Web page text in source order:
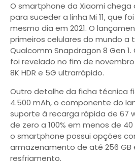
O smartphone da Xiaomi chega
para suceder a linha Mi 11, que
mesmo dia em 2021. O
primeiros celulares do mundo a
Qualcomm Snapdragon 8 Gen 1.
foi revelado no fim de
8K HDR e 5G ultrarrápido.
Outro detalhe da ficha técnica
4.500 mAh, o componente do
suporte à recarga rápida de 67
de zero a 100% em menos de
o smartphone possui opções
armazenamento de até 256 GB
resfriamento.